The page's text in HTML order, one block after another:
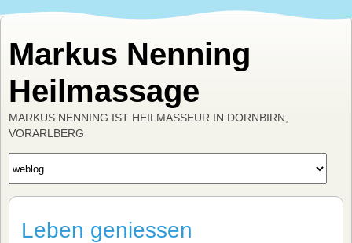
Markus Nenning
Heilmassage
MARKUS NENNING IST HEILMASSEUR IN DORNBIRN,
VORARLBERG
Leben geniessen